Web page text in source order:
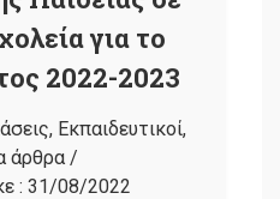
για το
2022-2023
, Εκπαιδευτικοί,
άρθρα/
: 31/08/2022